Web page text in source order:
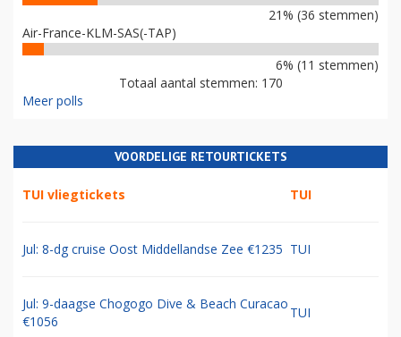
21% (36 stemmen)
Air-France-KLM-SAS(-TAP)
6% (11 stemmen)
Totaal aantal stemmen: 170
Meer polls
VOORDELIGE RETOURTICKETS
TUI vliegtickets TUI
Jul: 8-dg cruise Oost Middellandse Zee €1235 TUI
Jul: 9-daagse Chogogo Dive & Beach Curacao
€1056
TUI